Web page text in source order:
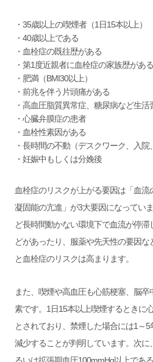
・35歳以上の喫煙者（1日15本以上）
・40歳以上である
・血栓症の既往歴がある
・第1度近親者に血栓症の家族歴がある
・肥満（BMI30以上）
・前兆を伴う片頭痛がある
・高血圧脂質異常症、糖尿病など生活
・心臓弁膜症の患者
・血栓性素因がある
・長時間の不動（デスクワーク、入院
・妊娠中もしくは分娩後
血栓症のリスクが上がる要因は「血
凝固能の亢進」が3大要因になってい
ど長時間動かない環境下で血流が停
どがあったり、服薬や先天性の要因
と血栓症のリスクは高まります。
また、喫煙や高血圧も心筋梗塞、脳
素です。1日15本以上喫煙するときに
とされており、禁煙した場合には1～
減少することが判明しています。次